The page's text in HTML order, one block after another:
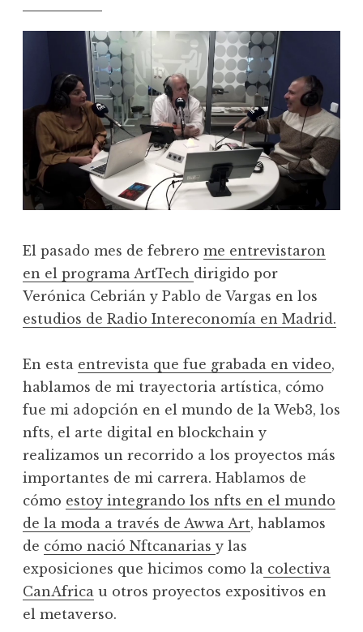
El pasado mes de febrero me entrevistaron
en el programa ArtTech dirigido por
Verónica Cebrián y Pablo de Vargas en los
estudios de Radio Intereconomía en Madrid.
En esta entrevista que fue grabada en video,
hablamos de mi trayectoria artística, cómo
fue mi adopción en el mundo de la Web3, los
nfts, el arte digital en blockchain y
realizamos un recorrido a los proyectos más
importantes de mi carrera. Hablamos de
cómo estoy integrando los nfts en el mundo
de la moda a través de Awwa Art, hablamos
de cómo nació Nftcanarias y las
exposiciones que hicimos como la colectiva
CanAfrica u otros proyectos expositivos en
el metaverso.